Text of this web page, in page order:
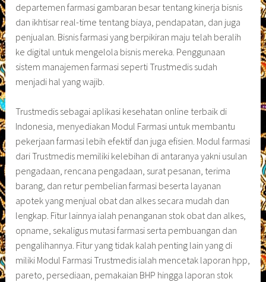
departemen farmasi gambaran besar tentang kinerja bisnis
dan ikhtisar real-time tentang biaya, pendapatan, dan juga
penjualan. Bisnis farmasi yang berpikiran maju telah beralih
ke digital untuk mengelola bisnis mereka. Penggunaan
sistem manajemen farmasi seperti Trustmedis sudah
menjadi hal yang wajib.
Trustmedis sebagai aplikasi kesehatan online terbaik di
Indonesia, menyediakan Modul Farmasi untuk membantu
pekerjaan farmasi lebih efektif dan juga efisien. Modul farmasi
dari Trustmedis memiliki kelebihan di antaranya yakni usulan
pengadaan, rencana pengadaan, surat pesanan, terima
barang, dan retur pembelian farmasi beserta layanan
apotek yang menjual obat dan alkes secara mudah dan
lengkap. Fitur lainnya ialah penanganan stok obat dan alkes,
opname, sekaligus mutasi farmasi serta pembuangan dan
pengalihannya. Fitur yang tidak kalah penting lain yang di
miliki Modul Farmasi Trustmedis ialah mencetak laporan hpp,
pareto, persediaan, pemakaian BHP hingga laporan stok